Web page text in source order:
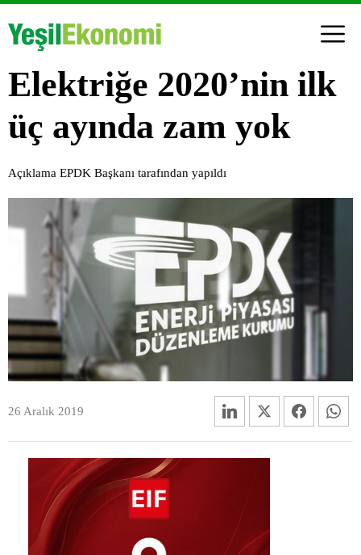
Elektriğe 2020’nin ilk
üç ayında zam yok
Açıklama EPDK Başkanı tarafından yapıldı
26 Aralık 2019